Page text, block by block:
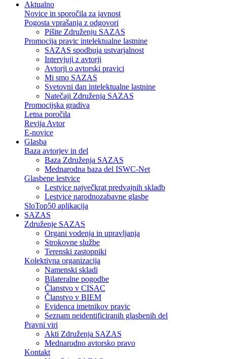
Aktualno
Novice in sporočila za javnost
Pogosta vprašanja z odgovori
Pišite Združenju SAZAS
Promocija pravic intelektualne lastnine
SAZAS spodbuja ustvarjalnost
Intervjuji z avtorji
Avtorji o avtorski pravici
Mi smo SAZAS
Svetovni dan intelektualne lastnine
Natečaji Združenja SAZAS
Promocijska gradiva
Letna poročila
Revija Avtor
E-novice
Glasba
Baza avtorjev in del
Baza Združenja SAZAS
Mednarodna baza del ISWC-Net
Glasbene lestvice
Lestvice največkrat predvajnih skladb
Lestvice narodnozabavne glasbe
SloTop50 aplikacija
SAZAS
Združenje SAZAS
Organi vodenja in upravljanja
Strokovne službe
Terenski zastopniki
Kolektivna organizacija
Namenski skladi
Bilateralne pogodbe
Članstvo v CISAC
Članstvo v BIEM
Evidenca imetnikov pravic
Seznam neidentificiranih glasbenih del
Pravni viri
Akti Združenja SAZAS
Mednarodno avtorsko pravo
Kontakt